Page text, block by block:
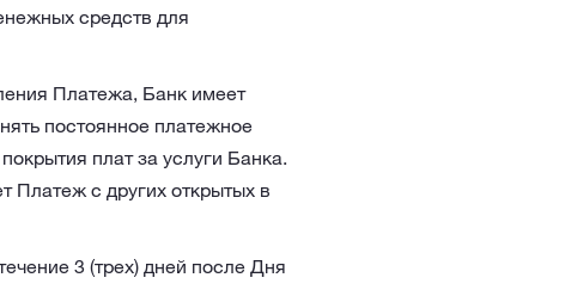
средств для
Платежа, Банк имеет
постоянное платежное
плат за услуги Банка.
Платеж с других открытых в
3 (трех) дней после Дня